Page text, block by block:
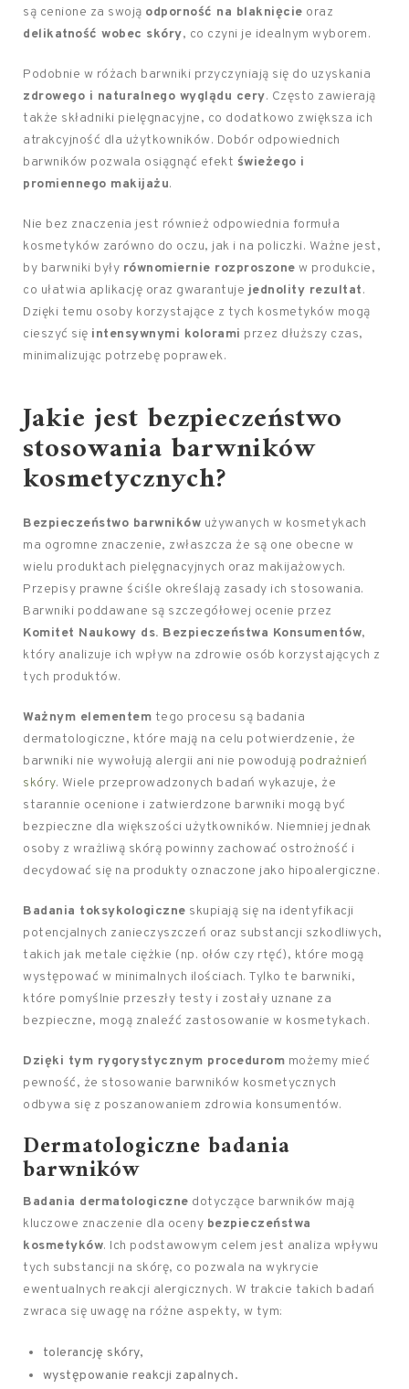
są cenione za swoją odporność na blaknięcie oraz
delikatność wobec skóry, co czyni je idealnym wyborem.
Podobnie w różach barwniki przyczyniają się do uzyskania
zdrowego i naturalnego wyglądu cery. Często zawierają
także składniki pielęgnacyjne, co dodatkowo zwiększa ich
atrakcyjność dla użytkowników. Dobór odpowiednich
barwników pozwala osiągnąć efekt świeżego i
promiennego makijażu.
Nie bez znaczenia jest również odpowiednia formuła
kosmetyków zarówno do oczu, jak i na policzki. Ważne jest,
by barwniki były równomiernie rozproszone w produkcie,
co ułatwia aplikację oraz gwarantuje jednolity rezultat.
Dzięki temu osoby korzystające z tych kosmetyków mogą
cieszyć się intensywnymi kolorami przez dłuższy czas,
minimalizując potrzebę poprawek.
Jakie jest bezpieczeństwo
stosowania barwników
kosmetycznych?
Bezpieczeństwo barwników używanych w kosmetykach
ma ogromne znaczenie, zwłaszcza że są one obecne w
wielu produktach pielęgnacyjnych oraz makijażowych.
Przepisy prawne ściśle określają zasady ich stosowania.
Barwniki poddawane są szczegółowej ocenie przez
Komitet Naukowy ds. Bezpieczeństwa Konsumentów,
który analizuje ich wpływ na zdrowie osób korzystających z
tych produktów.
Ważnym elementem tego procesu są badania
dermatologiczne, które mają na celu potwierdzenie, że
barwniki nie wywołują alergii ani nie powodują podrażnień
skóry. Wiele przeprowadzonych badań wykazuje, że
starannie ocenione i zatwierdzone barwniki mogą być
bezpieczne dla większości użytkowników. Niemniej jednak
osoby z wrażliwą skórą powinny zachować ostrożność i
decydować się na produkty oznaczone jako hipoalergiczne.
Badania toksykologiczne skupiają się na identyfikacji
potencjalnych zanieczyszczeń oraz substancji szkodliwych,
takich jak metale ciężkie (np. ołów czy rtęć), które mogą
występować w minimalnych ilościach. Tylko te barwniki,
które pomyślnie przeszły testy i zostały uznane za
bezpieczne, mogą znaleźć zastosowanie w kosmetykach.
Dzięki tym rygorystycznym procedurom możemy mieć
pewność, że stosowanie barwników kosmetycznych
odbywa się z poszanowaniem zdrowia konsumentów.
Dermatologiczne badania
barwników
Badania dermatologiczne dotyczące barwników mają
kluczowe znaczenie dla oceny bezpieczeństwa
kosmetyków. Ich podstawowym celem jest analiza wpływu
tych substancji na skórę, co pozwala na wykrycie
ewentualnych reakcji alergicznych. W trakcie takich badań
zwraca się uwagę na różne aspekty, w tym:
tolerancję skóry,
występowanie reakcji zapalnych.